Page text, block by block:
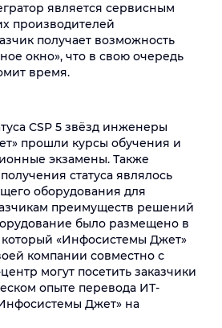
является сервисным
производителей
получает возможность
окно», что в свою очередь
время.
CSP 5 звёзд инженеры
прошли курсы обучения и
экзамены. Также
статуса являлось
оборудования для
преимуществ решений
было размещено в
«Инфосистемы Джет»
компании совместно с
могут посетить заказчики
опыте перевода ИТ-
Джет» на